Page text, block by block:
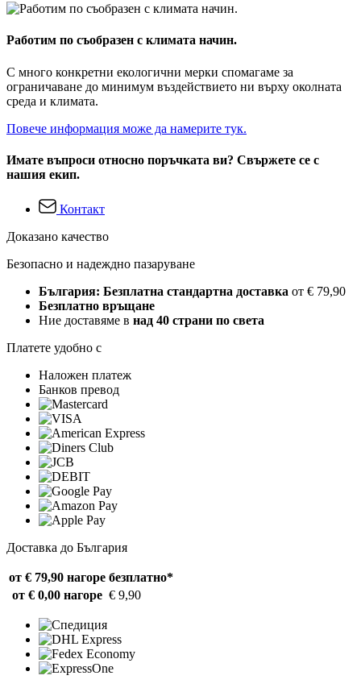
Работим по съобразен с климата начин.
С много конкретни екологични мерки спомагаме за
ограничаване до минимум въздействието ни върху околната
среда и климата.
Повече информация може да намерите тук.
Имате въпроси относно поръчката ви? Свържете се с
нашия екип.
Контакт
Доказано качество
Безопасно и надеждно пазаруване
България: Безплатна стандартна доставка от € 79,90
Безплатно връщане
Ние доставяме в над 40 страни по света
Платете удобно с
Наложен платеж
Банков превод
Доставка до България
от € 79,90 нагоре безплатно*
от € 0,00 нагоре € 9,90